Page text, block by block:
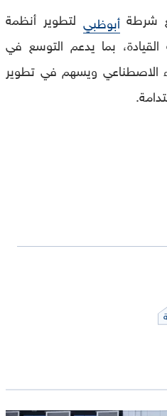
شرطةأبوظبي لتطوير أنظمة
القيادة، بما يدعم التوسع في
الاصطناعي ويسهم في تطوير